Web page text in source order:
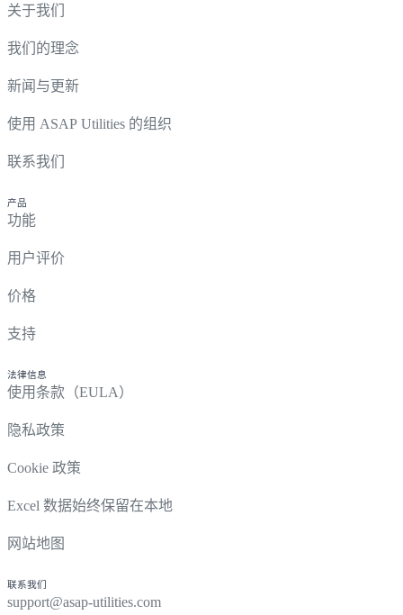
关于我们
我们的理念
新闻与更新
使用 ASAP Utilities 的组织
联系我们
产品
功能
用户评价
价格
支持
法律信息
使用条款（EULA）
隐私政策
Cookie 政策
Excel 数据始终保留在本地
网站地图
联系我们
support@asap-utilities.com